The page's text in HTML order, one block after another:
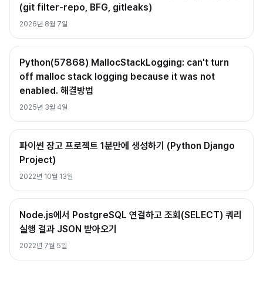
(git filter-repo, BFG, gitleaks)
2026년 8월 7일
Python(57868) MallocStackLogging: can't turn
off malloc stack logging because it was not
enabled. 해결방법
2025년 3월 4일
파이썬 장고 프로젝트 1분만에 생성하기 (Python Django
Project)
2022년 10월 13일
Node.js에서 PostgreSQL 연결하고 조회(SELECT) 쿼리
실행 결과 JSON 받아오기
2022년 7월 5일